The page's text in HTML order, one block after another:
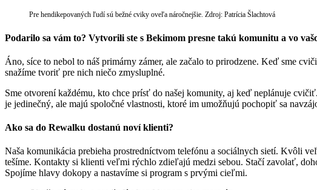
Pre hendikepovaných ľudí sú bežné cviky oveľa náročnejšie. Zdroj: Patrícia Šlachtová
Podarilo sa vám to? Vytvorili ste s Bekimom presne takú komunitu a vo
Áno, síce to nebol to náš primárny zámer, ale začalo to prirodzene. Keď sme
snažíme tvoriť pre nich niečo zmysluplné.
Sme otvorení každému, kto chce prísť do našej komunity, aj keď neplánuje
je jedinečný, ale majú spoločné vlastnosti, ktoré im umožňujú pochopiť sa
Ako sa do Rewalku dostanú noví klienti?
Naša komunikácia prebieha prostredníctvom telefónu a sociálnych sietí. Kvôli
tešíme. Kontakty si klienti veľmi rýchlo zdieľajú medzi sebou. Stačí zavolať,
Spojíme hlavy dokopy a nastavíme si program s prvými cieľmi.